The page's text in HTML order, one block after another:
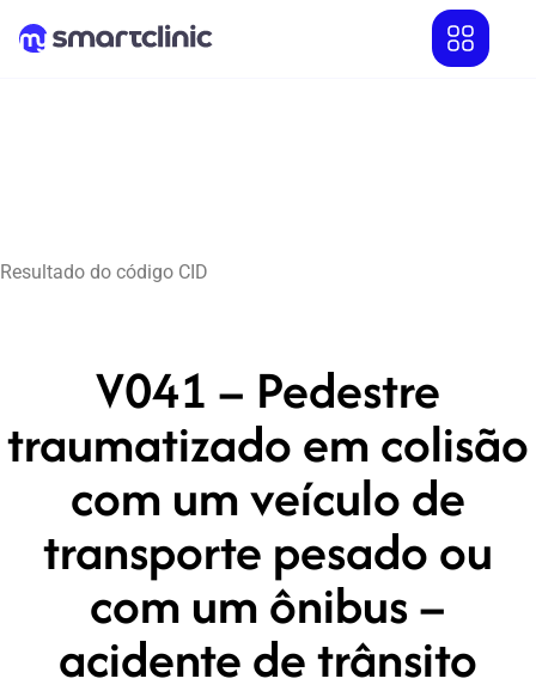
Resultado do código CID
V041 – Pedestre
traumatizado em colisão
com um veículo de
transporte pesado ou
com um ônibus –
acidente de trânsito